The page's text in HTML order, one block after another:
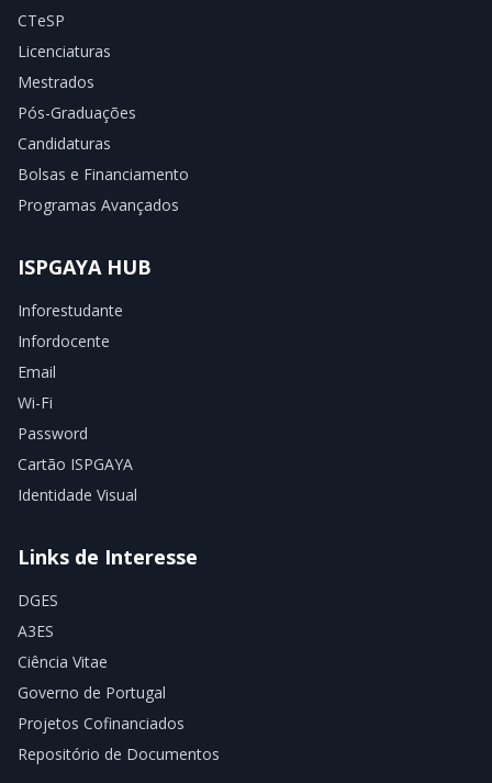
CTeSP
Licenciaturas
Mestrados
Pós-Graduações
Candidaturas
Bolsas e Financiamento
Programas Avançados
ISPGAYA HUB
Inforestudante
Infordocente
Email
Wi-Fi
Password
Cartão ISPGAYA
Identidade Visual
Links de Interesse
DGES
A3ES
Ciência Vitae
Governo de Portugal
Projetos Cofinanciados
Repositório de Documentos